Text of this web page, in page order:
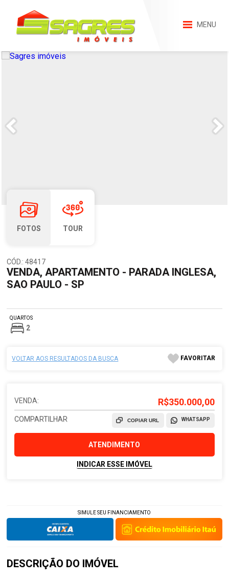
MENU
FOTOS TOUR
CÓD.: 48417
VENDA, APARTAMENTO - PARADA INGLESA,
SAO PAULO - SP
QUARTOS
2
VOLTAR AOS RESULTADOS DA BUSCA FAVORITAR
VENDA: R$350.000,00
COMPARTILHAR WHATSAPP
COPIAR URL
ATENDIMENTO
INDICAR ESSE IMÓVEL
SIMULE SEU FINANCIAMENTO
DESCRIÇÃO DO IMÓVEL